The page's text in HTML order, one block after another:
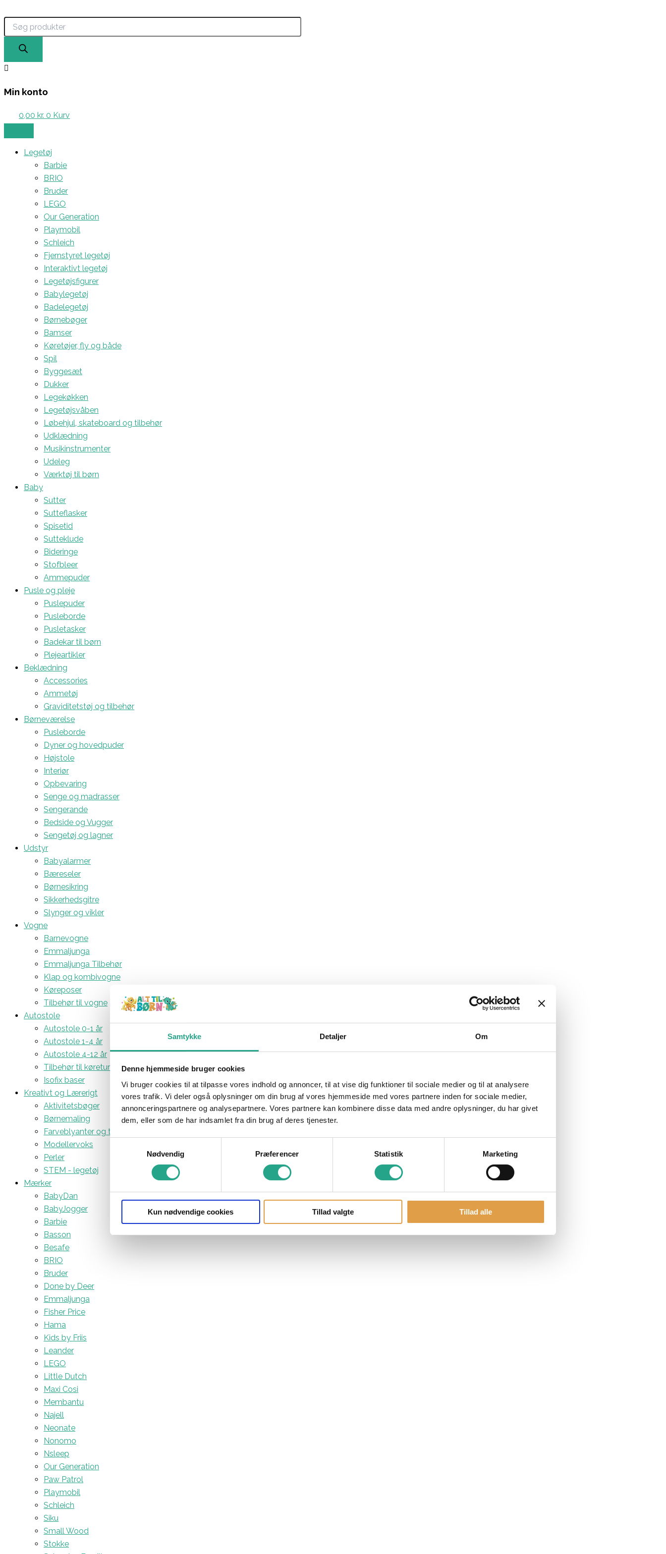
Samtykke Detaljer Om
Denne hjemmeside bruger cookies
Vi bruger cookies til at tilpasse vores indhold og annoncer, til at vise dig funktioner til sociale medier og til at analysere
vores trafik. Vi deler også oplysninger om din brug af vores hjemmeside med vores partnere inden for sociale medier,
annonceringspartnere og analysepartnere. Vores partnere kan kombinere disse data med andre oplysninger, du har givet
dem, eller som de har indsamlet fra din brug af deres tjenester.
Nødvendig
Præferencer Statistik Marketing
Kun nødvendige cookies Tillad valgte Tillad alle
til
indholdet
Min konto
0,00 kr. 0 Kurv
Legetøj
Barbie
BRIO
Bruder
LEGO
Our Generation
Playmobil
Schleich
Fjernstyret legetøj
Interaktivt legetøj
Legetøjsfigurer
Babylegetøj
Badelegetøj
Børnebøger
Bamser
Køretøjer, fly og både
Spil
Byggesæt
Dukker
Legekøkken
Legetøjsvåben
Løbehjul, skateboard og tilbehør
Udklædning
Musikinstrumenter
Udeleg
Værktøj til børn
Baby
Sutter
Sutteflasker
Spisetid
Sutteklude
Bideringe
Stofbleer
Ammepuder
Pusle og pleje
Puslepuder
Pusleborde
Pusletasker
Badekar til børn
Plejeartikler
Beklædning
Accessories
Ammetøj
Graviditetstøj og tilbehør
Børneværelse
Pusleborde
Dyner og hovedpuder
Højstole
Interiør
Opbevaring
Senge og madrasser
Sengerande
Bedside og Vugger
Sengetøj og lagner
Udstyr
Babyalarmer
Bæreseler
Børnesikring
Sikkerhedsgitre
Slynger og vikler
Vogne
Barnevogne
Emmaljunga
Emmaljunga Tilbehør
Klap og kombivogne
Køreposer
Tilbehør til vogne
Autostole
Autostole 0-1 år
Autostole 1-4 år
Autostole 4-12 år
Tilbehør til køreturen
Isofix baser
Kreativt og Lærerigt
Aktivitetsbøger
Børnemaling
Farveblyanter og tuscher
Modellervoks
Perler
STEM - legetøj
Mærker
BabyDan
BabyJogger
Barbie
Basson
Besafe
BRIO
Bruder
Done by Deer
Emmaljunga
Fisher Price
Hama
Kids by Friis
Leander
LEGO
Little Dutch
Maxi Cosi
Membantu
Najell
Neonate
Nonomo
Nsleep
Our Generation
Paw Patrol
Playmobil
Schleich
Siku
Small Wood
Stokke
Friis
-
Stjernetegn
Sparebøsse,